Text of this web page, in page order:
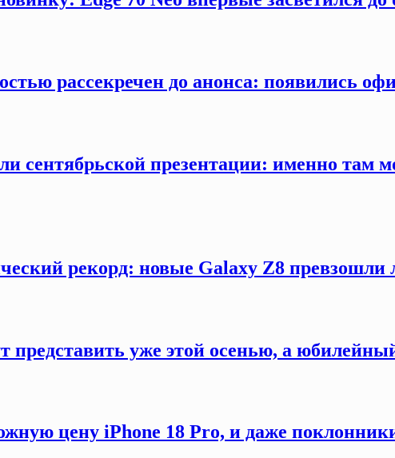
рассекречен до анонса: появились
сентябрьской презентации: именно там
рекорд: новые Galaxy Z8
представить уже этой осенью, а
цену iPhone 18 Pro, и даже